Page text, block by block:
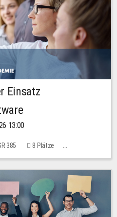
Einsatz
13:00
385
8 Plätze